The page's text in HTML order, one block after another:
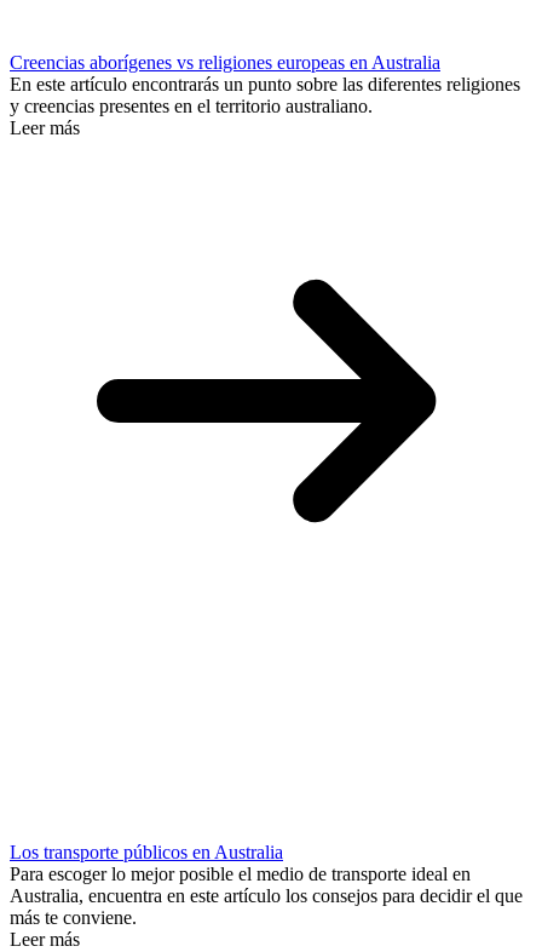
Creencias aborígenes vs religiones europeas en Australia
En este artículo encontrarás un punto sobre las diferentes religiones
y creencias presentes en el territorio australiano.
Leer más
Los transporte públicos en Australia
Para escoger lo mejor posible el medio de transporte ideal en
Australia, encuentra en este artículo los consejos para decidir el que
más te conviene.
Leer más